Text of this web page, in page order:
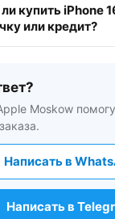
купить iPhone
или кредит?
Moskow
Написать в
Написать в